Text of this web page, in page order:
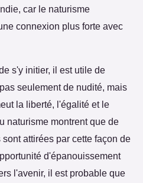
car le naturisme
connexion plus forte avec
s'y initier, il est utile de
seulement de nudité, mais
la liberté, l'égalité et le
naturisme montrent que de
attirées par cette façon de
d'épanouissement
l'avenir, il est probable que